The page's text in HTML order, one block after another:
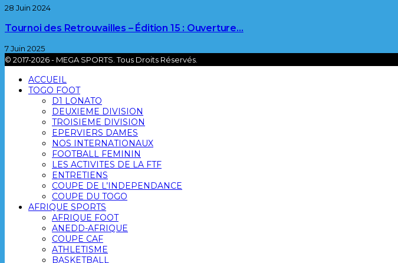
28 Juin 2024
Tournoi des Retrouvailles – Édition 15 : Ouverture…
7 Juin 2025
© 2017-2026 - MEGA SPORTS. Tous Droits Réservés.
ACCUEIL
TOGO FOOT
D1 LONATO
DEUXIEME DIVISION
TROISIEME DIVISION
EPERVIERS DAMES
NOS INTERNATIONAUX
FOOTBALL FEMININ
LES ACTIVITES DE LA FTF
ENTRETIENS
COUPE DE L’INDEPENDANCE
COUPE DU TOGO
AFRIQUE SPORTS
AFRIQUE FOOT
ANEDD-AFRIQUE
COUPE CAF
ATHLETISME
BASKETBALL